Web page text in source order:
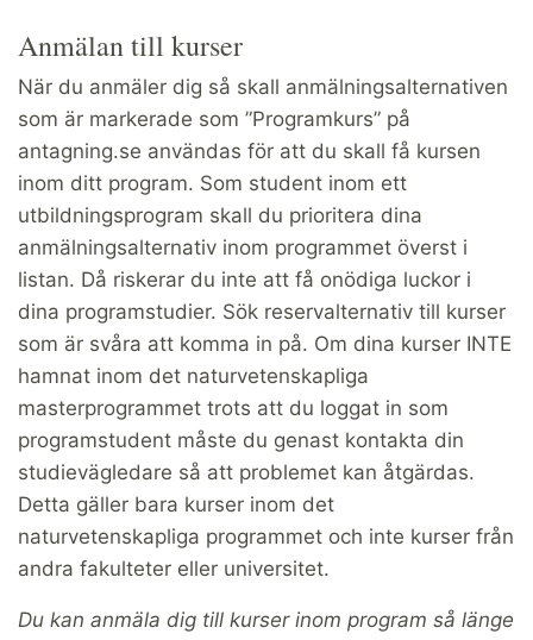
Anmälan till kurser
När du anmäler dig så skall anmälningsalternativen
som är markerade som ”Programkurs” på
antagning.se användas för att du skall få kursen
inom ditt program. Som student inom ett
utbildningsprogram skall du prioritera dina
anmälningsalternativ inom programmet överst i
listan. Då riskerar du inte att få onödiga luckor i
dina programstudier. Sök reservalternativ till kurser
som är svåra att komma in på. Om dina kurser INTE
hamnat inom det naturvetenskapliga
masterprogrammet trots att du loggat in som
programstudent måste du genast kontakta din
studievägledare så att problemet kan åtgärdas.
Detta gäller bara kurser inom det
naturvetenskapliga programmet och inte kurser från
andra fakulteter eller universitet.
Du kan anmäla dig till kurser inom program så länge